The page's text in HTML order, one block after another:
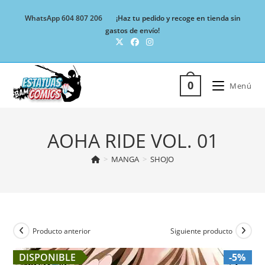
WhatsApp 604 807 206
¡Haz tu pedido y recoge en tienda sin
gastos de envío!
0 Menú
AOHA RIDE VOL. 01
> MANGA > SHOJO
Producto anterior Siguiente producto
DISPONIBLE -5%